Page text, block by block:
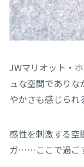
JWマリオット・
ュな空間であり
やかさも感じられ
感性を刺激する空
ガ……ここで過ご